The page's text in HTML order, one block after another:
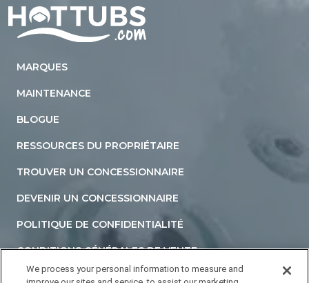
MARQUES
MAINTENANCE
BLOGUE
RESSOURCES DU PROPRIÉTAIRE
TROUVER UN CONCESSIONNAIRE
DEVENIR UN CONCESSIONNAIRE
POLITIQUE DE CONFIDENTIALITÉ
CONDITIONS GÉNÉRALES DE VENTE
DÉCLARATION D'ACCESSIBILITÉ
We process your personal information to measure and